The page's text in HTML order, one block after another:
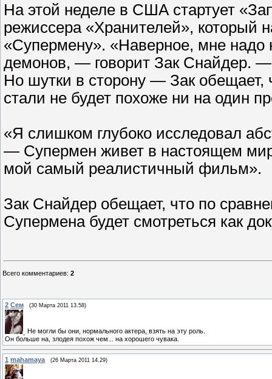
На этой неделе в США стартует
режиссера «Хранителей», который
«Супермену». «Наверное, мне надо
демонов, — говорит Зак Снайдер.
Но шутки в сторону — Зак обещает,
стали не будет похоже ни на один
«Я слишком глубоко исследовал
— Супермен живет в настоящем
мой самый реалистичный фильм».
Зак Снайдер обещает, что по
Супермена будет смотреться как
Всего комментариев: 2
2 Сем (30 Марта 2011 13.58)
Не могли бы они, нормального актера, взять на эту роль.
Он больше на, злодея похож чем... на хорошего чувака.
1 mahamaya (26 Марта 2011 14.29)